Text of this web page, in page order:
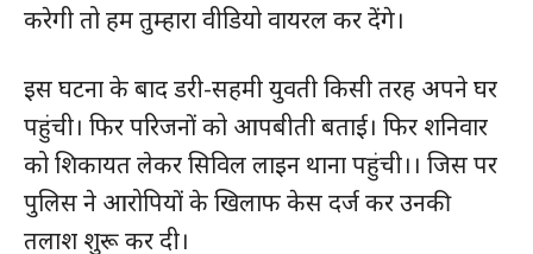
करेगी तो हम तुम्हारा वीडियो वायरल कर देंगे।
इस घटना के बाद डरी-सहमी युवती किसी तरह अपने घर
पहुंची। फिर परिजनों को आपबीती बताई। फिर शनिवार
को शिकायत लेकर सिविल लाइन थाना पहुंची।। जिस पर
पुलिस ने आरोपियों के खिलाफ केस दर्ज कर उनकी
तलाश शुरू कर दी।